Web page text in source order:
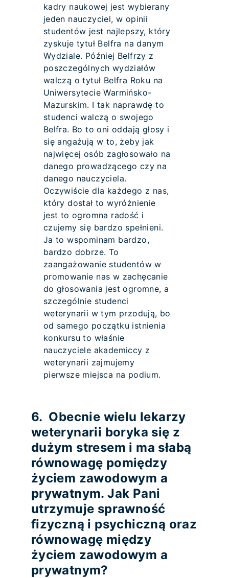
kadry naukowej jest wybierany
jeden nauczyciel, w opinii
studentów jest najlepszy, który
zyskuje tytuł Belfra na danym
Wydziale. Później Belfrzy z
poszczególnych wydziałów
walczą o tytuł Belfra Roku na
Uniwersytecie Warmińsko-
Mazurskim. I tak naprawdę to
studenci walczą o swojego
Belfra. Bo to oni oddają głosy i
się angażują w to, żeby jak
najwięcej osób zagłosowało na
danego prowadzącego czy na
danego nauczyciela.
Oczywiście dla każdego z nas,
który dostał to wyróżnienie
jest to ogromna radość i
czujemy się bardzo spełnieni.
Ja to wspominam bardzo,
bardzo dobrze. To
zaangażowanie studentów w
promowanie nas w zachęcanie
do głosowania jest ogromne, a
szczególnie studenci
weterynarii w tym przodują, bo
od samego początku istnienia
konkursu to właśnie
nauczyciele akademiccy z
weterynarii zajmujemy
pierwsze miejsca na podium.
6. Obecnie wielu lekarzy
weterynarii boryka się z
dużym stresem i ma słabą
równowagę pomiędzy
życiem zawodowym a
prywatnym. Jak Pani
utrzymuje sprawność
fizyczną i psychiczną oraz
równowagę między
życiem zawodowym a
prywatnym?